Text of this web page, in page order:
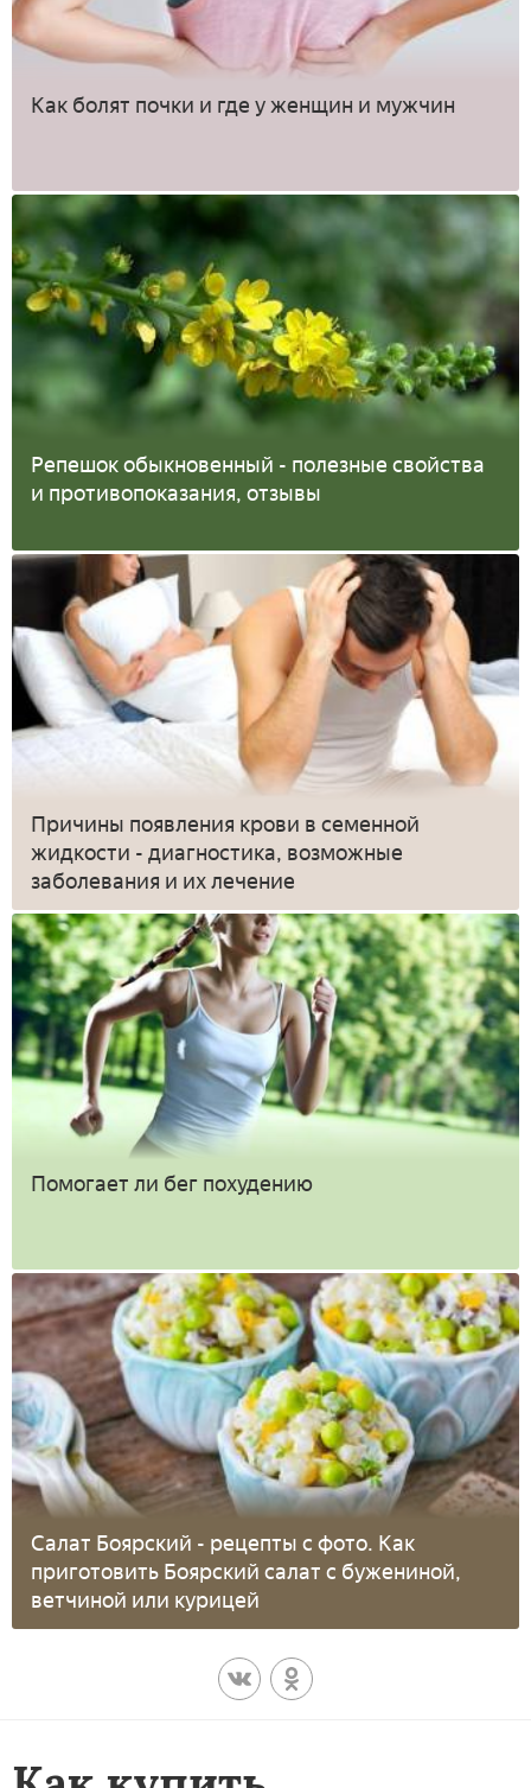
Как болят почки и где у женщин и мужчин
Репешок обыкновенный - полезные свойства
и противопоказания, отзывы
Причины появления крови в семенной
жидкости - диагностика, возможные
заболевания и их лечение
Помогает ли бег похудению
Салат Боярский - рецепты с фото. Как
приготовить Боярский салат с бужениной,
ветчиной или курицей